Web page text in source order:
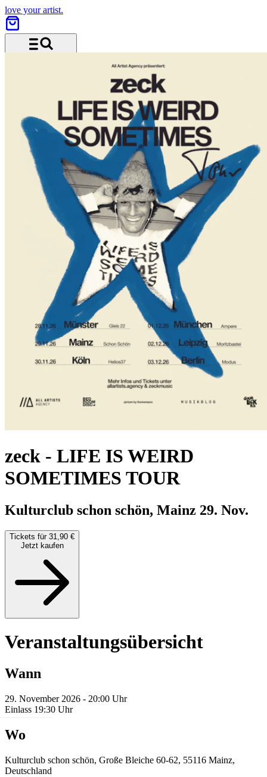
love your artist.
zeck - LIFE IS WEIRD
SOMETIMES TOUR
Kulturclub schon schön, Mainz 29. Nov.
Tickets für 31,90 €
Jetzt kaufen
Veranstaltungsübersicht
Wann
29. November 2026 - 20:00 Uhr
Einlass 19:30 Uhr
Wo
Kulturclub schon schön, Große Bleiche 60-62, 55116 Mainz,
Deutschland